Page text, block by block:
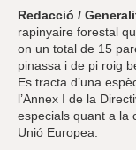
Redacció /
rapinyaire forestal
on un total de 15
pinassa i de pi roig
Es tracta d’una
l’Annex I de la
especials quant a la
Unió Europea.